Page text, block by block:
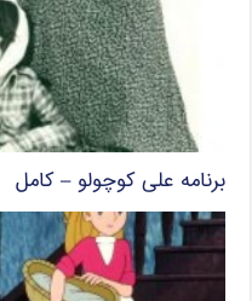
برنامه علی کوچولو – کامل